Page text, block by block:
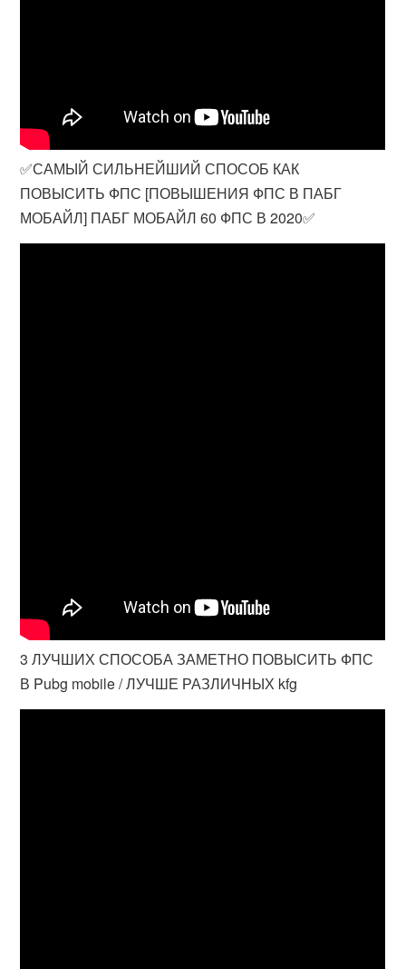
✅САМЫЙ СИЛЬНЕЙШИЙ СПОСОБ КАК
ПОВЫСИТЬ ФПС [ПОВЫШЕНИЯ ФПС В ПАБГ
МОБАЙЛ] ПАБГ МОБАЙЛ 60 ФПС В 2020✅
3 ЛУЧШИХ СПОСОБА ЗАМЕТНО ПОВЫСИТЬ ФПС
В Pubg mobile / ЛУЧШЕ РАЗЛИЧНЫХ kfg